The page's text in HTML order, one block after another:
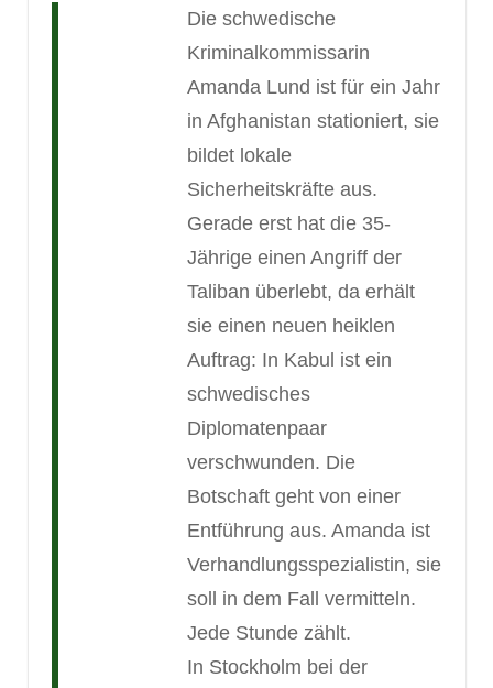
Die schwedische
Kriminalkommissarin
Amanda Lund ist für ein Jahr
in Afghanistan stationiert, sie
bildet lokale
Sicherheitskräfte aus.
Gerade erst hat die 35-
Jährige einen Angriff der
Taliban überlebt, da erhält
sie einen neuen heiklen
Auftrag: In Kabul ist ein
schwedisches
Diplomatenpaar
verschwunden. Die
Botschaft geht von einer
Entführung aus. Amanda ist
Verhandlungsspezialistin, sie
soll in dem Fall vermitteln.
Jede Stunde zählt.
In Stockholm bei der